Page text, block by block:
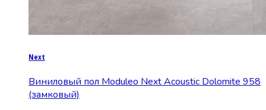
Next
Виниловый пол Moduleo Next Acoustic Dolomite 958
(замковый)